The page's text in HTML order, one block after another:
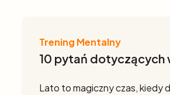
Trening Mentalny
10 pytań dotyczących
Lato to magiczny czas, kiedy